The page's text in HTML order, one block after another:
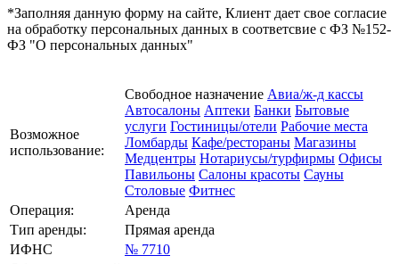
*Заполняя данную форму на сайте, Клиент дает свое согласие
на обработку персональных данных в соответсвие с ФЗ №152-
ФЗ "О персональных данных"
Возможное
использование:
Свободное назначение Авиа/ж-д кассы
Автосалоны Аптеки Банки Бытовые
услуги Гостиницы/отели Рабочие места
Ломбарды Кафе/рестораны Магазины
Медцентры Нотариусы/турфирмы Офисы
Павильоны Салоны красоты Сауны
Столовые Фитнес
Операция:
Аренда
Тип аренды:
Прямая аренда
ИФНС
№ 7710